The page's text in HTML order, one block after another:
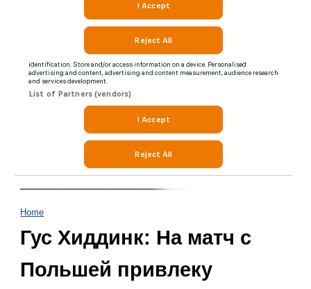
Home
Гус Хиддинк: На матч с
Польшей привлеку